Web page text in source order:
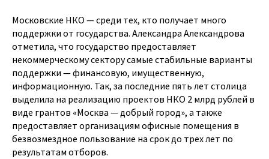
Московские НКО — среди тех, кто получает много
поддержки от государства. Александра Александрова
отметила, что государство предоставляет
некоммерческому сектору самые стабильные варианты
поддержки — финансовую, имущественную,
информационную. Так, за последние пять лет столица
выделила на реализацию проектов НКО 2 млрд рублей в
виде грантов «Москва — добрый город», а также
предоставляет организациям офисные помещения в
безвозмездное пользование на срок до трех лет по
результатам отборов.